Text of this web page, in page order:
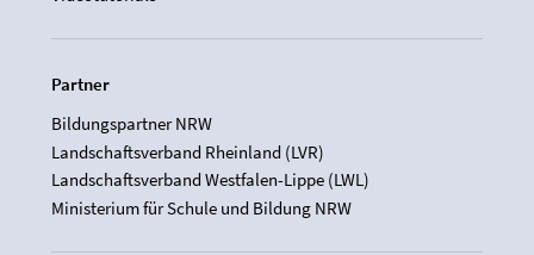
Partner
Bildungspartner NRW
Landschaftsverband Rheinland (LVR)
Landschaftsverband Westfalen-Lippe (LWL)
Ministerium für Schule und Bildung NRW